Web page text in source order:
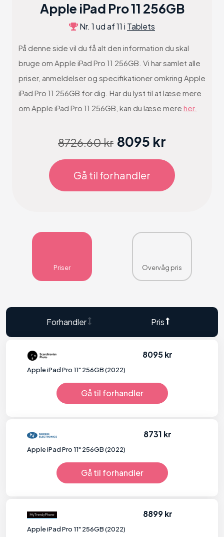
Apple iPad Pro 11 256GB
Nr. 1 ud af 11 i Tablets
På denne side vil du få alt den information du skal
bruge om Apple iPad Pro 11 256GB. Vi har samlet alle
priser, anmeldelser og specifikationer omkring Apple
iPad Pro 11 256GB for dig. Har du lyst til at læse mere
om Apple iPad Pro 11 256GB, kan du læse mere her.
8726.60 kr 8095 kr
Gå til forhandler
Priser Overvåg pris
Forhandler Pris
Apple iPad Pro 11" 256GB (2022)
8095 kr
Gå til forhandler
Apple iPad Pro 11" 256GB (2022)
8731 kr
Gå til forhandler
Apple iPad Pro 11" 256GB (2022)
8899 kr